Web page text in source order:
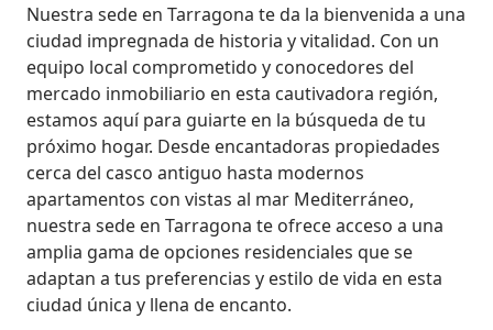
Nuestra sede en Tarragona te da la bienvenida a una
ciudad impregnada de historia y vitalidad. Con un
equipo local comprometido y conocedores del
mercado inmobiliario en esta cautivadora región,
estamos aquí para guiarte en la búsqueda de tu
próximo hogar. Desde encantadoras propiedades
cerca del casco antiguo hasta modernos
apartamentos con vistas al mar Mediterráneo,
nuestra sede en Tarragona te ofrece acceso a una
amplia gama de opciones residenciales que se
adaptan a tus preferencias y estilo de vida en esta
ciudad única y llena de encanto.